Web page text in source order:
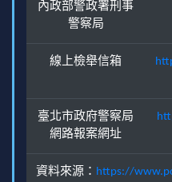
內政部警政署刑事
警察局
線上檢舉信箱
臺北市政府警察局
網路報案網址
資料來源： https://